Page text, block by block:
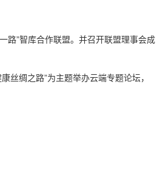
路”智库合作联盟。并召开联盟理事会成
丝绸之路”为主题举办云端专题论坛，